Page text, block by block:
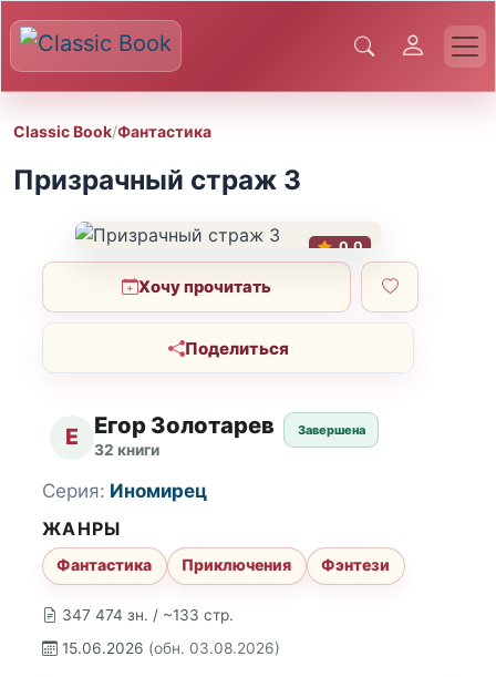
Classic Book/Фантастика
Призрачный страж 3
0.0
Хочу прочитать
Поделиться
Е Егор Золотарев
32 книги
Завершена
347 474 зн. / ~133 стр.
15.06.2026 (обн. 03.08.2026)
Серия: Иномирец
ЖАНРЫ
Фантастика Приключения Фэнтези